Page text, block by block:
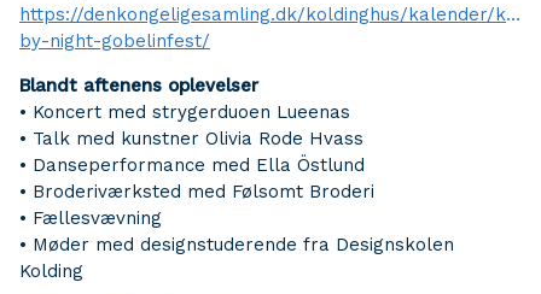
https://denkongeligesamling.dk/koldinghus/kalender/
by-night-gobelinfest/
Blandt aftenens oplevelser
• Koncert med strygerduoen Lueenas
• Talk med kunstner Olivia Rode Hvass
• Danseperformance med Ella Östlund
• Broderiværksted med Følsomt Broderi
• Fællesvævning
• Møder med designstuderende fra Designskolen
Kolding